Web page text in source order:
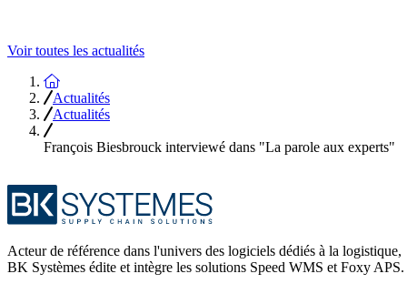
Voir toutes les actualités
Accueil
Actualités
Actualités
François Biesbrouck interviewé dans "La parole aux experts"
Acteur de référence dans l'univers des logiciels dédiés à la logistique,
BK Systèmes édite et intègre les solutions Speed WMS et Foxy APS.